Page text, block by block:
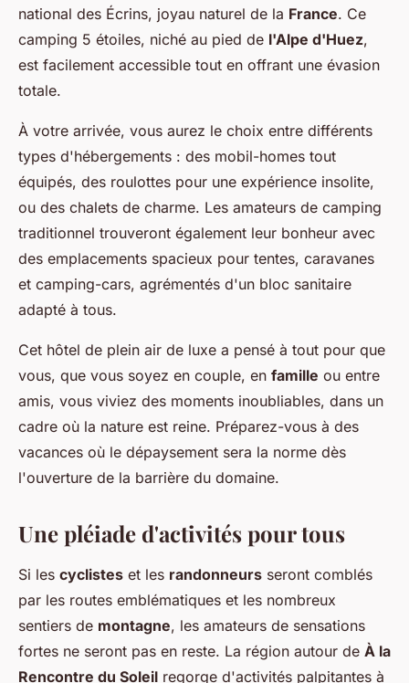
national des Écrins, joyau naturel de la France. Ce
camping 5 étoiles, niché au pied de l'Alpe d'Huez,
est facilement accessible tout en offrant une évasion
totale.
À votre arrivée, vous aurez le choix entre différents
types d'hébergements : des mobil-homes tout
équipés, des roulottes pour une expérience insolite,
ou des chalets de charme. Les amateurs de camping
traditionnel trouveront également leur bonheur avec
des emplacements spacieux pour tentes, caravanes
et camping-cars, agrémentés d'un bloc sanitaire
adapté à tous.
Cet hôtel de plein air de luxe a pensé à tout pour que
vous, que vous soyez en couple, en famille ou entre
amis, vous viviez des moments inoubliables, dans un
cadre où la nature est reine. Préparez-vous à des
vacances où le dépaysement sera la norme dès
l'ouverture de la barrière du domaine.
Une pléiade d'activités pour tous
Si les cyclistes et les randonneurs seront comblés
par les routes emblématiques et les nombreux
sentiers de montagne, les amateurs de sensations
fortes ne seront pas en reste. La région autour de À la
Rencontre du Soleil regorge d'activités palpitantes à